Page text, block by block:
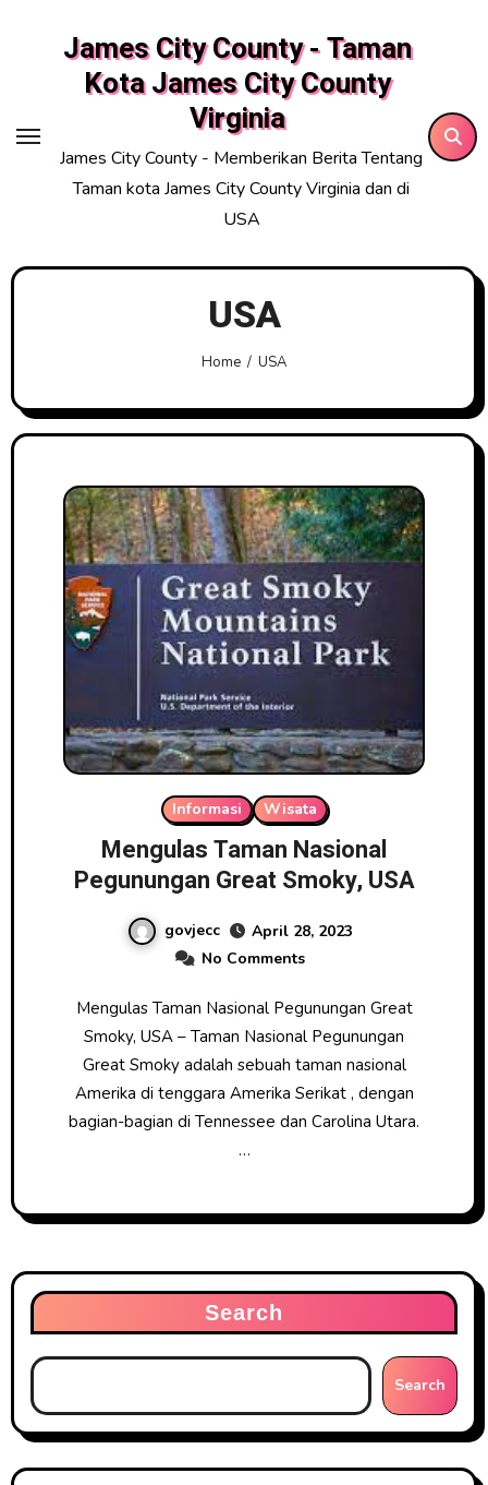
James City County - Taman
Kota James City County
Virginia
James City County - Memberikan Berita Tentang
Taman kota James City County Virginia dan di
USA
USA
Home USA
Informasi Wisata
Mengulas Taman Nasional
Pegunungan Great Smoky, USA
govjecc
April 28, 2023
No Comments
Mengulas Taman Nasional Pegunungan Great
Smoky, USA – Taman Nasional Pegunungan
Great Smoky adalah sebuah taman nasional
Amerika di tenggara Amerika Serikat , dengan
bagian-bagian di Tennessee dan Carolina Utara.
…
Search
Search